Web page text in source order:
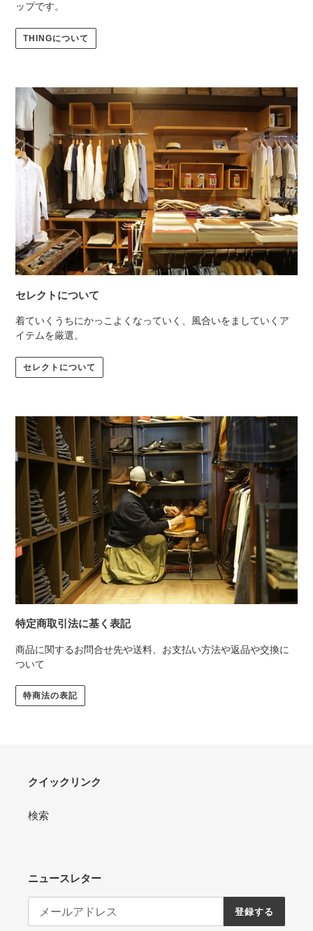
ップです。
THINGについて
セレクトについて
着ていくうちにかっこよくなっていく、風合いをましていくア
イテムを厳選。
セレクトについて
特定商取引法に基く表記
商品に関するお問合せ先や送料、お支払い方法や返品や交換に
ついて
特商法の表記
クイックリンク
検索
ニュースレター
登録する